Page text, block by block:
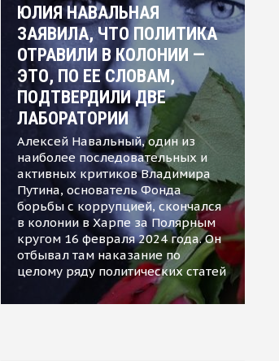
ЮЛИЯ НАВАЛЬНАЯ
ЗАЯВИЛА, ЧТО ПОЛИТИКА
ОТРАВИЛИ В КОЛОНИИ —
ЭТО, ПО ЕЕ СЛОВАМ,
ПОДТВЕРДИЛИ ДВЕ
ЛАБОРАТОРИИ
Алексей Навальный, один из
наиболее последовательных и
активных критиков Владимира
Путина, основатель Фонда
борьбы с коррупцией, скончался
в колонии в Харпе за Полярным
кругом 16 февраля 2024 года. Он
отбывал там наказание по
целому ряду политических статей